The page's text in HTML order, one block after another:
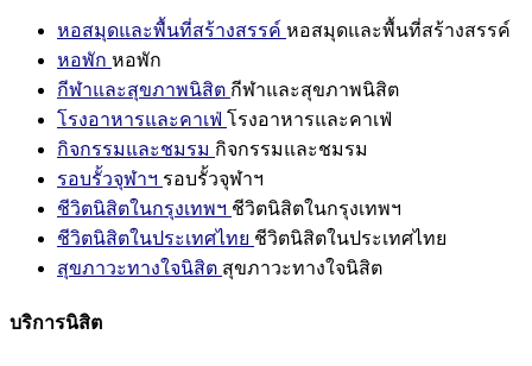
หอสมุดและพื้นที่สร้างสรรค์ หอสมุดและพื้นที่สร้างสรรค์
หอพัก หอพัก
กีฬาและสุขภาพนิสิต กีฬาและสุขภาพนิสิต
โรงอาหารและคาเฟ่ โรงอาหารและคาเฟ่
กิจกรรมและชมรม กิจกรรมและชมรม
รอบรั้วจุฬาฯ รอบรั้วจุฬาฯ
ชีวิตนิสิตในกรุงเทพฯ ชีวิตนิสิตในกรุงเทพฯ
ชีวิตนิสิตในประเทศไทย ชีวิตนิสิตในประเทศไทย
สุขภาวะทางใจนิสิต สุขภาวะทางใจนิสิต
บริการนิสิต